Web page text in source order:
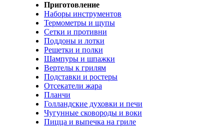
Приготовление
Наборы инструментов
Термометры и щупы
Сетки и противни
Поддоны и лотки
Решетки и полки
Шампуры и шпажки
Вертелы к грилям
Подставки и ростеры
Отсекатели жара
Планчи
Голландские духовки и печи
Чугунные сковороды и воки
Пицца и выпечка на гриле